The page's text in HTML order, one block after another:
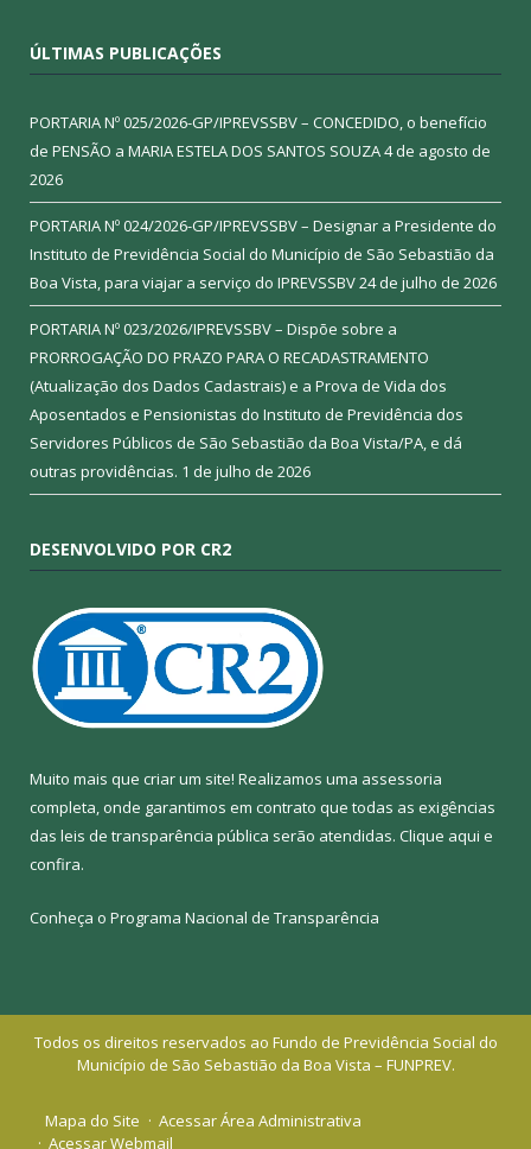
ÚLTIMAS PUBLICAÇÕES
PORTARIA Nº 025/2026-GP/IPREVSSBV – CONCEDIDO, o benefício
de PENSÃO a MARIA ESTELA DOS SANTOS SOUZA4 de agosto de
2026
PORTARIA Nº 024/2026-GP/IPREVSSBV – Designar a Presidente do
Instituto de Previdência Social do Município de São Sebastião da
Boa Vista, para viajar a serviço do IPREVSSBV24 de julho de 2026
PORTARIA Nº 023/2026/IPREVSSBV – Dispõe sobre a
PRORROGAÇÃO DO PRAZO PARA O RECADASTRAMENTO
(Atualização dos Dados Cadastrais) e a Prova de Vida dos
Aposentados e Pensionistas do Instituto de Previdência dos
Servidores Públicos de São Sebastião da Boa Vista/PA, e dá
outras providências. 1 de julho de 2026
DESENVOLVIDO POR CR2
Muito mais que criar um site! Realizamos uma assessoria
completa, onde garantimos em contrato que todas as exigências
das leis de transparência pública serão atendidas. Clique aqui e
confira.
Conheça o Programa Nacional de Transparência
Todos os direitos reservados ao Fundo de Previdência Social do
Município de São Sebastião da Boa Vista – FUNPREV.
Mapa do Site
Acessar Área Administrativa
Acessar Webmail